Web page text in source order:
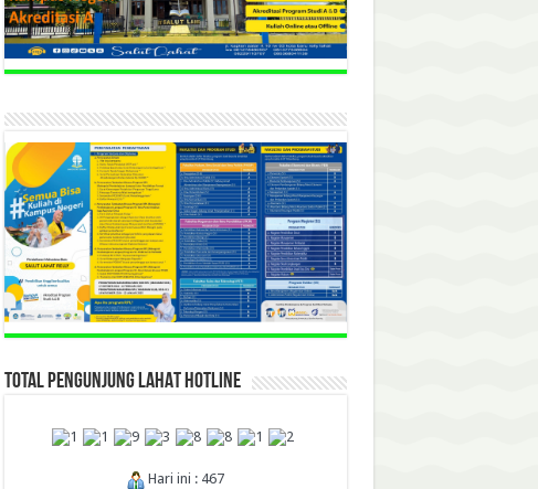
TOTAL PENGUNJUNG LAHAT HOTLINE
Hari ini : 467